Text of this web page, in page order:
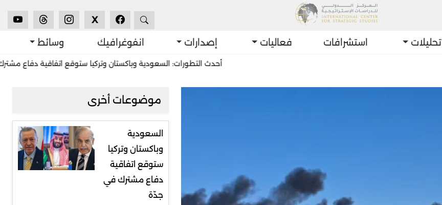
X
تحليلات استشرافات فعاليات إصدارات انفوغرافيك وسائط
أحدث التطورات: السعودية وباكستان وتركيا ستوقع اتفاقية دفاع مشترك في جدّة
موضوعات أخرى
السعودية
وباكستان وتركيا
ستوقع اتفاقية
دفاع مشترك في
جدّة